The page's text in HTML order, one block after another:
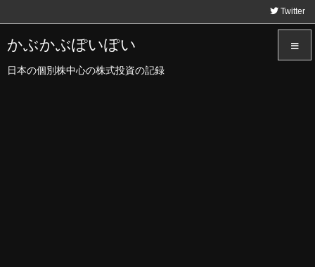
かぶかぶぽいぽい
日本の個別株中心の株式投資の記録
Twitter